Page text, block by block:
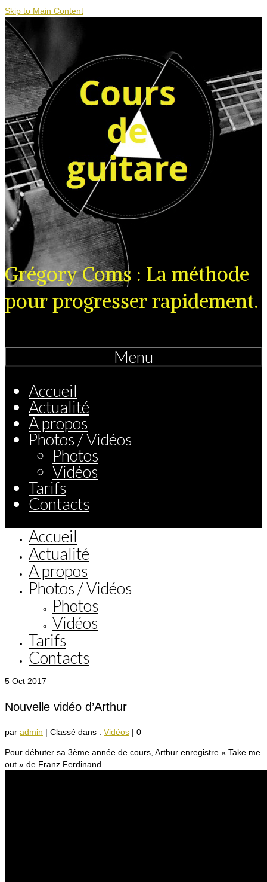
Skip to Main Content
Grégory Coms : La méthode
pour progresser rapidement.
Menu
Accueil
Actualité
A propos
Photos / Vidéos
Photos
Vidéos
Tarifs
Contacts
Accueil
Actualité
A propos
Photos / Vidéos
Photos
Vidéos
Tarifs
Contacts
5 Oct 2017
Nouvelle vidéo d’Arthur
par admin | Classé dans : Vidéos | 0
Pour débuter sa 3ème année de cours, Arthur enregistre « Take me
out » de Franz Ferdinand